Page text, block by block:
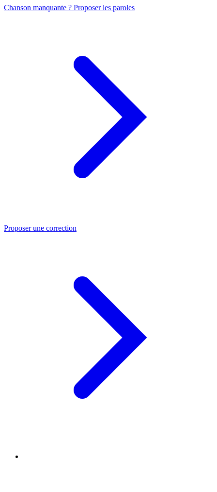
Chanson manquante ? Proposer les paroles
Proposer une correction